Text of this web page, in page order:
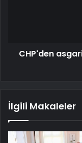
CHP'den
İlgili Makaleler